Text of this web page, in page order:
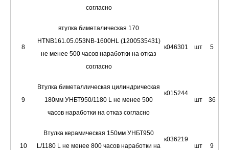
согласно
8
втулка биметалическая 170
HTNB161.05.053NB-1600HL (1200535431)
не менее 500 часов наработки на отказ
согласно
к046301 шт 5
9
Втулка биметаллическая цилиндрическая
180мм УНБТ950/1180 L не менее 500
часов наработки на отказ согласно
к015244
шт
36
10
Втулка керамическая 150мм УНБТ950
L/1180 L не менее 800 часов наработки на
к036219
шт
9